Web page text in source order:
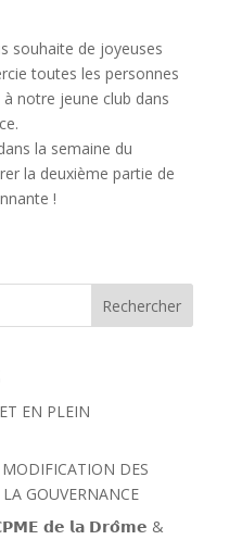
souhaite de joyeuses
toutes les personnes
notre jeune club dans
la semaine du
la deuxième partie de
!
Rechercher
EN PLEIN
MODIFICATION DES
GOUVERNANCE
𝗱𝗲 𝗹𝗮 𝗗𝗿𝗼̂𝗺𝗲 &